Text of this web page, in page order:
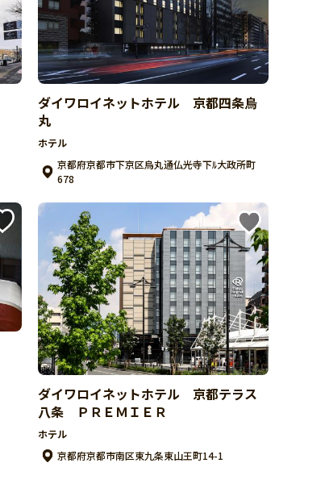
ダイワロイネットホテル 京都四条烏
丸
ホテル
京都府京都市下京区烏丸通仏光寺下ﾙ大政所町
678
ダイワロイネットホテル 京都テラス
八条 ＰＲＥＭＩＥＲ
ホテル
京都府京都市南区東九条東山王町14-1